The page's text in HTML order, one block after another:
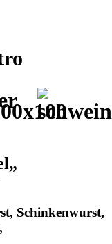
Schinkenwurst,